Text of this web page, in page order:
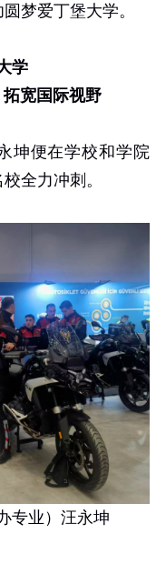
梦爱丁堡大学。
学
宽国际视野
坤便在学校和学院
全力冲刺。
专业）汪永坤